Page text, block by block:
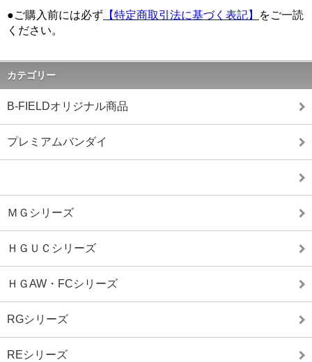
●ご購入前には必ず 【特定商取引法に基づく表記】
をご一読
ください。
カテゴリー
B-FIELDオリジナル商品
プレミアムバンダイ
ＭＧシリーズ
ＨＧＵＣシリーズ
ＨＧAW・FCシリーズ
RGシリーズ
REシリーズ